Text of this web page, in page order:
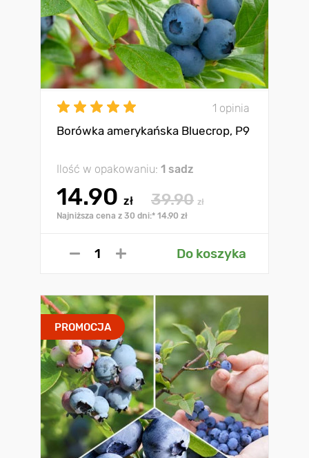
1 opinia
Borówka amerykańska Bluecrop, P9
Ilość w opakowaniu: 1 sadz
14.90 zł 39.90 zł
Najniższa cena z 30 dni:* 14.90 zł
Do koszyka
PROMOCJA